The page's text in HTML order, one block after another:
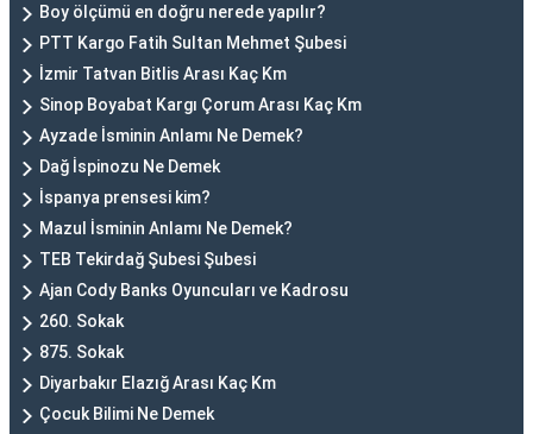
Boy ölçümü en doğru nerede yapılır?
PTT Kargo Fatih Sultan Mehmet Şubesi
İzmir Tatvan Bitlis Arası Kaç Km
Sinop Boyabat Kargı Çorum Arası Kaç Km
Ayzade İsminin Anlamı Ne Demek?
Dağ İspinozu Ne Demek
İspanya prensesi kim?
Mazul İsminin Anlamı Ne Demek?
TEB Tekirdağ Şubesi Şubesi
Ajan Cody Banks Oyuncuları ve Kadrosu
260. Sokak
875. Sokak
Diyarbakır Elazığ Arası Kaç Km
Çocuk Bilimi Ne Demek